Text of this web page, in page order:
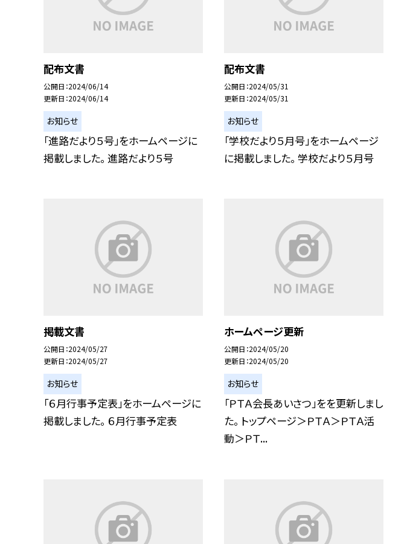
配布文書
公開日 2024/06/14
更新日 2024/06/14
お知らせ
「進路だより５号」をホームページに
掲載しました。 進路だより５号
配布文書
公開日 2024/05/31
更新日 2024/05/31
お知らせ
「学校だより５月号」をホームページ
に掲載しました。 学校だより５月号
掲載文書
公開日 2024/05/27
更新日 2024/05/27
お知らせ
「６月行事予定表」をホームページに
掲載しました。 ６月行事予定表
ホームページ更新
公開日 2024/05/20
更新日 2024/05/20
お知らせ
「ＰＴＡ会長あいさつ」をを更新しまし
た。 トップページ＞ＰＴＡ＞ＰＴＡ活
動＞ＰＴ...